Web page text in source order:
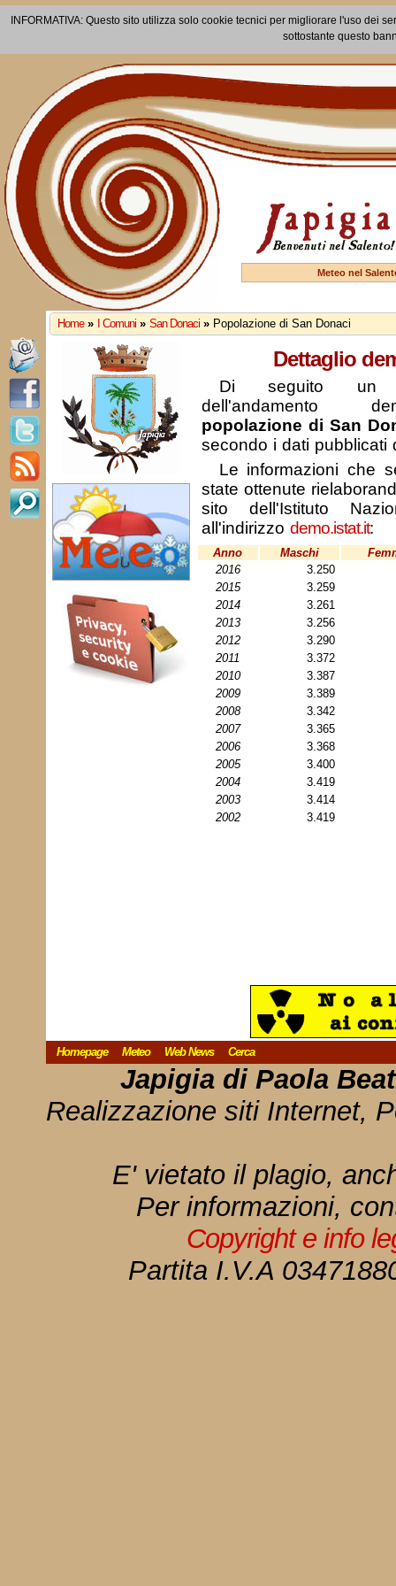
INFORMATIVA: Questo sito utilizza solo cookie tecnici per migliorare l'uso dei
sottostante questo
Meteo nel
Home » I Comuni » San Donaci » Popolazione di San Donaci
Dettaglio
Di seguito un
dell'andamento
popolazione di San
secondo i dati pubblicati
Le informazioni che
state ottenute
sito dell'Istituto
all'indirizzo demo.istat.it:
Anno Maschi
2016
3.250
2015
3.259
2014
3.261
2013
3.256
2012
3.290
2011
3.372
2010
3.387
2009
3.389
2008
3.342
2007
3.365
2006
3.368
2005
3.400
2004
3.419
2003
3.414
2002
3.419
Homepage Meteo Web News Cerca
Japigia di Paola
Realizzazione siti Internet,
E' vietato il plagio,
Per informazioni,
Copyright e info
Partita I.V.A